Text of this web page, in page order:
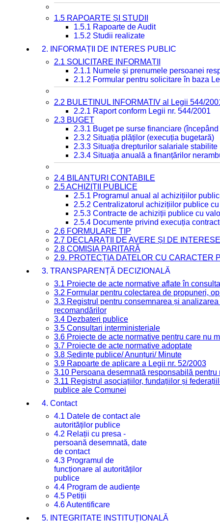
1.5 RAPOARTE ȘI STUDII
1.5.1 Rapoarte de Audit
1.5.2 Studii realizate
2. INFORMAȚII DE INTERES PUBLIC
2.1 SOLICITARE INFORMAȚII
2.1.1 Numele și prenumele persoanei
2.1.2 Formular pentru solicitare în baza
2.2 BULETINUL INFORMATIV al Legii 544/
2.2.1 Raport conform Legii nr. 544/2001
2.3 BUGET
2.3.1 Buget pe surse financiare
2.3.2 Situația plăților (execuția bugetară)
2.3.3 Situația drepturilor salariale
2.3.4 Situația anuală a finanțărilor
2.4 BILANȚURI CONTABILE
2.5 ACHIZIȚII PUBLICE
2.5.1 Programul anual al achizițiilor
2.5.2 Centralizatorul achizițiilor publice
2.5.3 Contracte de achiziții publice cu
2.5.4 Documente privind execuția
2.6 FORMULARE TIP
2.7 DECLARAȚII DE AVERE ȘI DE INTERESE
2.8 COMISIA PARITARĂ
2.9. PROTECȚIA DATELOR CU CARACTER
3. TRANSPARENȚĂ DECIZIONALĂ
3.1 Proiecte de acte normative aflate în
3.2 Formular pentru colectarea de propuneri,
3.3 Registrul pentru consemnarea și
recomandărilor
3.4 Dezbateri publice
3.5 Consultari interministeriale
3.6 Proiecte de acte normative pentru care nu
3.7 Proiecte de acte normative adoptate
3.8 Ședințe publice/ Anunțuri/ Minute
3.9 Rapoarte de aplicare a Legii nr. 52/2003
3.10 Persoana desemnată responsabilă
3.11 Registrul asociațiilor, fundațiilor și
publice ale Comunei
4. Contact
4.1 Datele de contact ale
autorităților publice
4.2 Relații cu presa -
persoană desemnată, date
de contact
4.3 Programul de
funcționare al autorităților
publice
4.4 Program de audiențe
4.5 Petiții
4.6 Autentificare
5. INTEGRITATE INSTITUȚIONALĂ